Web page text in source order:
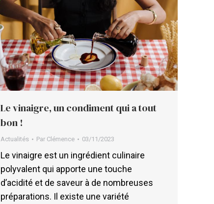
Le vinaigre, un condiment qui a tout
bon !
Actualités Par Clémence 03/11/2023
Le vinaigre est un ingrédient culinaire
polyvalent qui apporte une touche
d’acidité et de saveur à de nombreuses
préparations. Il existe une variété